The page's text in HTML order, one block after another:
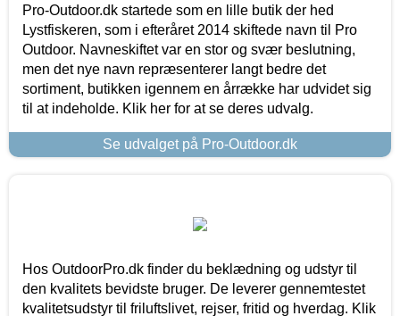
Pro-Outdoor.dk startede som en lille butik der hed
Lystfiskeren, som i efteråret 2014 skiftede navn til Pro
Outdoor. Navneskiftet var en stor og svær beslutning,
men det nye navn repræsenterer langt bedre det
sortiment, butikken igennem en årrække har udvidet sig
til at indeholde. Klik her for at se deres udvalg.
Se udvalget på Pro-Outdoor.dk
Hos OutdoorPro.dk finder du beklædning og udstyr til
den kvalitets bevidste bruger. De leverer gennemtestet
kvalitetsudstyr til friluftslivet, rejser, fritid og hverdag. Klik